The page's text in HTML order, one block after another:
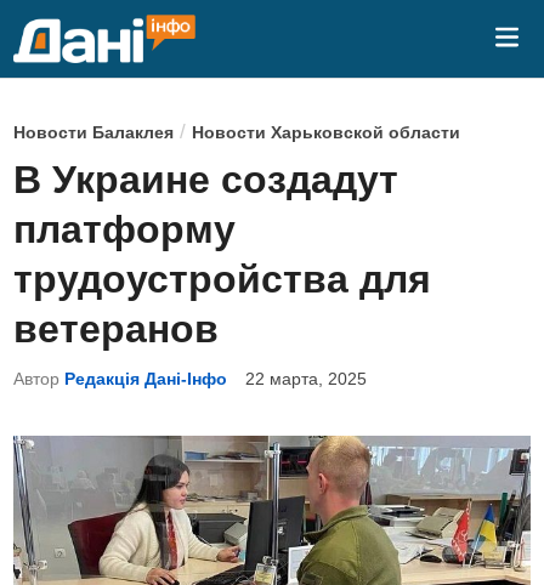
О
п
у
б
л
и
к
о
а
н
о
в
Новости Балаклея / Новости Харьковской области
В Украине создадут
платформу
трудоустройства для
ветеранов
Автор Редакція Дані-Інфо 22 марта, 2025